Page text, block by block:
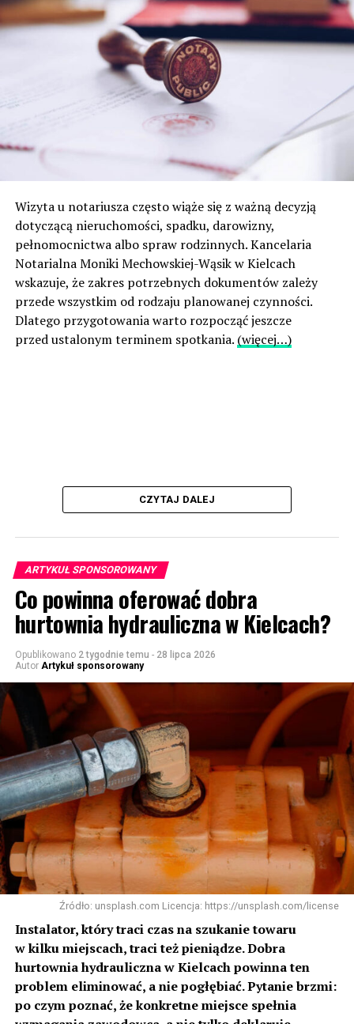
Wizyta u notariusza często wiąże się z ważną decyzją
dotyczącą nieruchomości, spadku, darowizny,
pełnomocnictwa albo spraw rodzinnych. Kancelaria
Notarialna Moniki Mechowskiej-Wąsik w Kielcach
wskazuje, że zakres potrzebnych dokumentów zależy
przede wszystkim od rodzaju planowanej czynności.
Dlatego przygotowania warto rozpocząć jeszcze
przed ustalonym terminem spotkania. (więcej…)
CZYTAJ DALEJ
ARTYKUŁ SPONSOROWANY
Co powinna oferować dobra
hurtownia hydrauliczna w Kielcach?
Opublikowano 2 tygodnie temu - 28 lipca 2026
Autor Artykuł sponsorowany
Źródło: unsplash.com Licencja: https://unsplash.com/license
Instalator, który traci czas na szukanie towaru
w kilku miejscach, traci też pieniądze. Dobra
hurtownia hydrauliczna w Kielcach powinna ten
problem eliminować, a nie pogłębiać. Pytanie brzmi:
po czym poznać, że konkretne miejsce spełnia